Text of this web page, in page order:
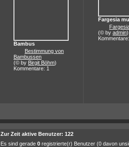
Bambus
Bestimmung von
Bambussen
(© by Birgit Böhm)
Kommentare: 1
Fargesia
(© by admin)
Zur Zeit aktive Benutzer: 122
Es sind gerade 0 registrierte(r) Benutzer (0 davon